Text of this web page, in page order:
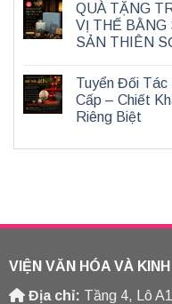
QUÀ TẶNG
VỊ THẾ BẰNG
SẢN THIÊN
Tuyển Đối Tác
Cấp – Chiết
Riêng Biệt
VIỆN VĂN HÓA VÀ
Địa chỉ: Tầng 4, Lô